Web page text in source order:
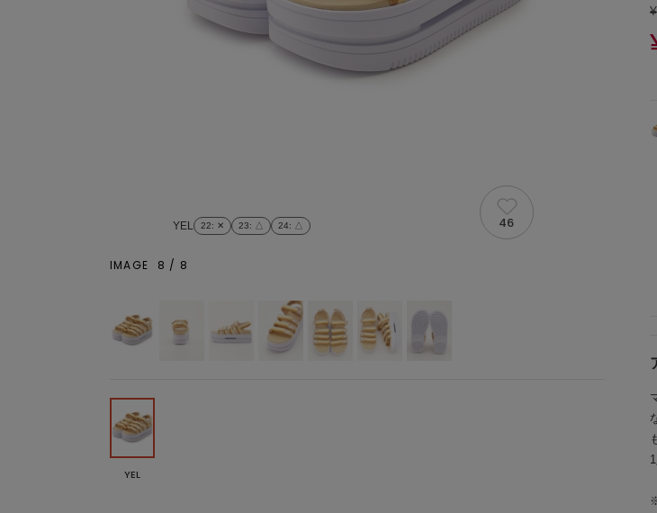
YEL 22: ✕ 23: △ 24: △ 46
IMAGE 8 / 8
YEL